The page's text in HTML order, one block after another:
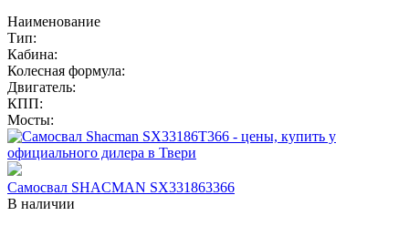
Наименование
Тип:
Кабина:
Колесная формула:
Двигатель:
КПП:
Мосты:
Самосвал SHACMAN SX331863366
В наличии